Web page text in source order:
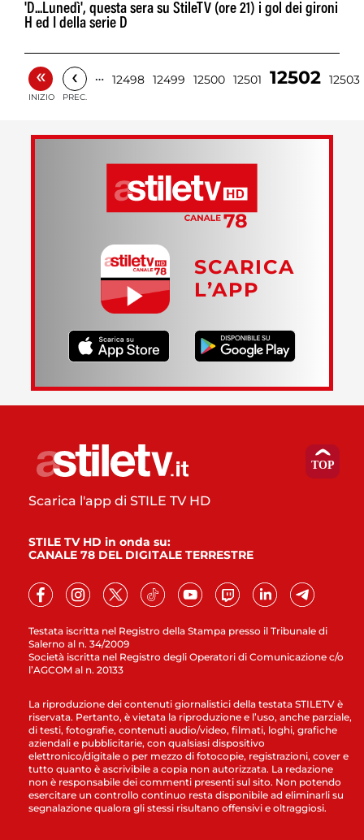
'D...Lunedì', questa sera su StileTV (ore 21) i gol dei gironi
H ed I della serie D
«
INIZIO
‹
PREC.
… 12498 12499 12500 12501 12502 12503
SCARICA
L’APP
Testata iscritta nel Registro della Stampa presso il Tribunale di
Salerno al n. 34/2009
Società iscritta nel Registro degli Operatori di Comunicazione c/o
l’AGCOM al n. 20133
Scarica l'app di STILE TV HD
STILE TV HD in onda su:
CANALE 78 DEL DIGITALE TERRESTRE
La riproduzione dei contenuti giornalistici della testata STILETV è
riservata. Pertanto, è vietata la riproduzione e l’uso, anche parziale,
di testi, fotografie, contenuti audio/video, filmati, loghi, grafiche
aziendali e pubblicitarie, con qualsiasi dispositivo
elettronico/digitale o per mezzo di fotocopie, registrazioni, cover e
tutto quanto è ascrivibile a copia non autorizzata. La redazione
non è responsabile dei commenti presenti sul sito. Non potendo
esercitare un controllo continuo resta disponibile ad eliminarli su
segnalazione qualora gli stessi risultano offensivi e oltraggiosi.